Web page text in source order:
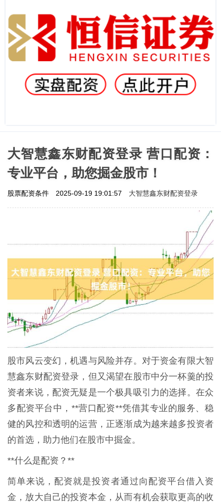
大智慧鑫东财配资登录 营口配资：
专业平台，助您掘金股市！
股票配资条件 2025-09-19 19:01:57 大智慧鑫东财配资登录
股市风云变幻，机遇与风险并存。对于资金有限大智
慧鑫东财配资登录，但又渴望在股市中分一杯羹的投
资者来说，配资无疑是一个极具吸引力的选择。在众
多配资平台中，**营口配资**凭借其专业的服务、稳
健的风控和透明的运营，正逐渐成为越来越多投资者
的首选，助力他们在股市中掘金。
**什么是配资？**
简单来说，配资就是投资者通过向配资平台借入资
金，放大自己的投资本金，从而有机会获取更高的收